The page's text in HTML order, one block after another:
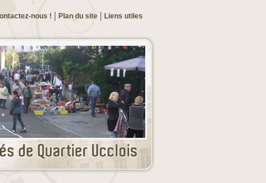
Liens utiles
Plan du site
nous !